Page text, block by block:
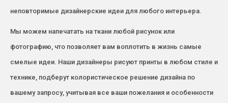
неповторимые дизайнерские идеи для любого интерьера.
Мы можем напечатать на ткани любой рисунок или
фотографию, что позволяет вам воплотить в жизнь самые
смелые идеи. Наши дизайнеры рисуют принты в любом стиле и
технике, подберут колористическое решение дизайна по
вашему запросу, учитывая все ваши пожелания и особенности